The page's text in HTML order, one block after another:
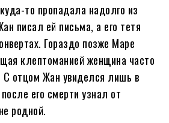
то пропадала надолго из
писал ей письма, а его тетя
Гораздо позже Маре
клептоманией женщина часто
С отцом Жан увиделся лишь в
его смерти узнал от
родной.